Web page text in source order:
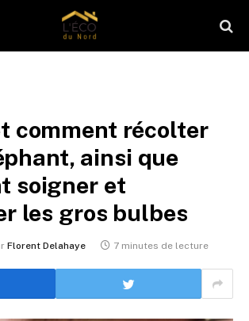
comment récolter
ainsi que
soigner et
les gros bulbes
Florent Delahaye 7 minutes de lecture